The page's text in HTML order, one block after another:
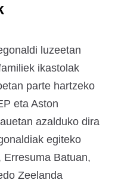
luzeetan
ikastolak
parte hartzeko
eta Aston
azalduko dira
egiteko
Batuan,
Zeelanda